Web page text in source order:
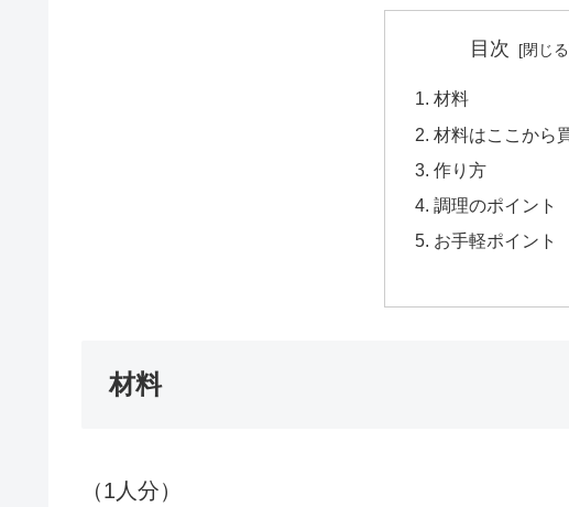
目次
材料
材料はここから
作り方
調理のポイント
お手軽ポイント
材料
（1人分）